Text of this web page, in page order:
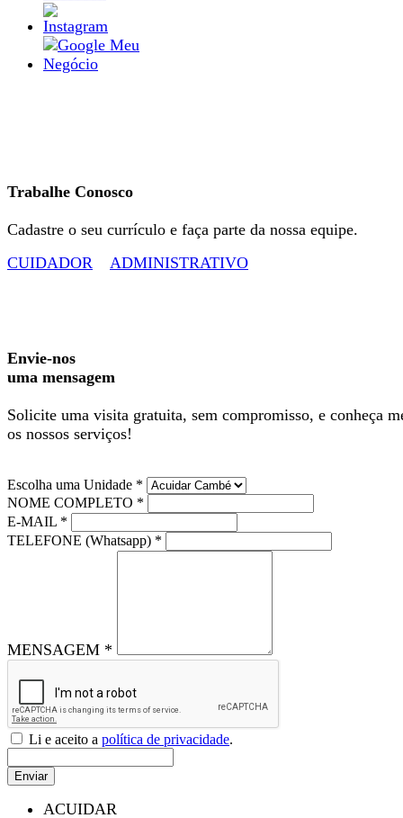
Trabalhe Conosco
Cadastre o seu currículo e faça parte da nossa equipe.
CUIDADOR
ADMINISTRATIVO
Envie-nos
uma mensagem
Solicite uma visita gratuita, sem compromisso, e conheça
os nossos serviços!
Escolha uma Unidade *
NOME COMPLETO *
E-MAIL *
TELEFONE (Whatsapp) *
MENSAGEM *
Li e aceito a política de privacidade.
Enviar
ACUIDAR